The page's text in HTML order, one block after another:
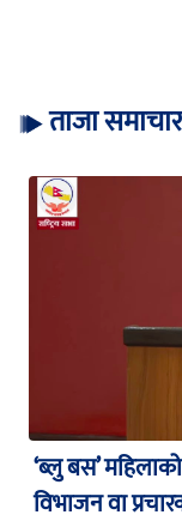
ताजा समाचार
‘ब्लु बस’
विभाजन वा